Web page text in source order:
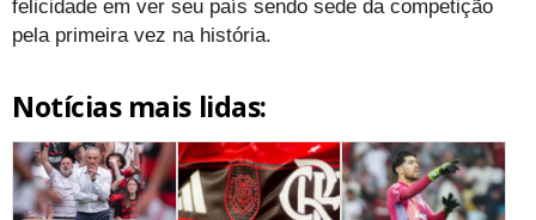
felicidade em ver seu país sendo sede da competição
pela primeira vez na história.
Notícias mais lidas: